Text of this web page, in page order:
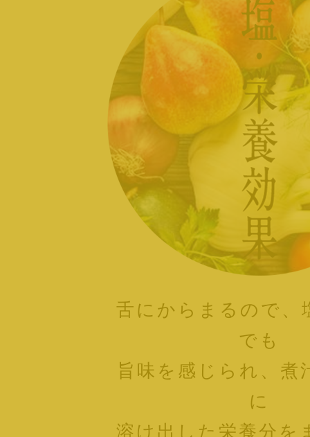
舌にからまるので、
でも
旨味を感じられ、煮
に
溶け出した栄養分を